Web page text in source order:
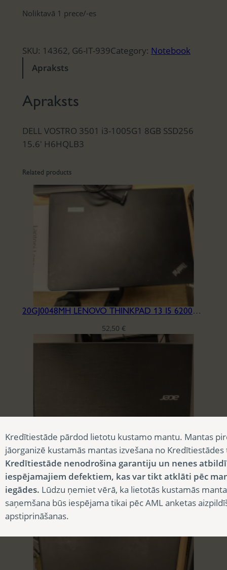
Noliktavā 1 prece/-es
SKU: 14362, G6-IT-939Category: Notebook
Apraksts
Apraksts
DELL VOSTRO 3501 i3-1005G1 8GB SSD256
15.6′ H6HQLB3
Related products
20GJ0048MH LENOVO THINKPAD 13 I5 6200U PORTAT.
52,50 €
ACER ASPIRE E5-573
90,00€
Kredītiestāde pārdod lietotu kustamo mantu. Mantas
jāorganizē kustamās mantas izvešana no
Kredītiestāde nenodrošina garantiju un nenes
iespējamajiem defektiem, kas var tikt atklāti pēc
iegādes. Lūdzu ņemiet vērā, ka lietotās kustamās
saņemšana būs iespējama tikai pēc AML anketas
apstiprināšanas.